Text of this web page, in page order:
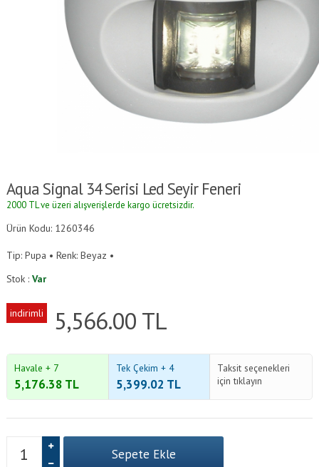
Aqua Signal 34 Serisi Led Seyir Feneri
2000 TL ve üzeri alışverişlerde kargo ücretsizdir.
Ürün Kodu: 1260346
Tip: Pupa • Renk: Beyaz •
Stok :Var
indirimli 5,566.00 TL
Havale + 7
5,176.38 TL
Tek Çekim + 4
5,399.02 TL
Taksit seçenekleri
için tıklayın